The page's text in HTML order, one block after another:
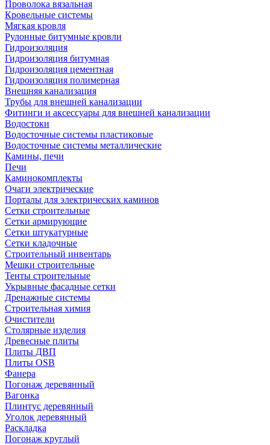
Проволока вязальная
Кровельные системы
Мягкая кровля
Рулонные битумные кровли
Гидроизоляция
Гидроизоляция битумная
Гидроизоляция цементная
Гидроизоляция полимерная
Внешняя канализация
Трубы для внешней канализации
Фитинги и аксессуары для внешней канализации
Водостоки
Водосточные системы пластиковые
Водосточные системы металлические
Камины, печи
Печи
Каминокомплекты
Очаги электрические
Порталы для электрических каминов
Сетки строительные
Сетки армирующие
Сетки штукатурные
Сетки кладочные
Строительный инвентарь
Мешки строительные
Тенты строительные
Укрывные фасадные сетки
Дренажные системы
Строительная химия
Очистители
Столярные изделия
Древесные плиты
Плиты ДВП
Плиты OSB
Фанера
Погонаж деревянный
Вагонка
Плинтус деревянный
Уголок деревянный
Раскладка
Погонаж круглый